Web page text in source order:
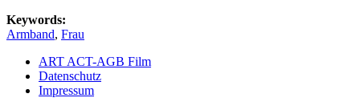
Keywords:
Armband, Frau
ART ACT-AGB Film
Datenschutz
Impressum